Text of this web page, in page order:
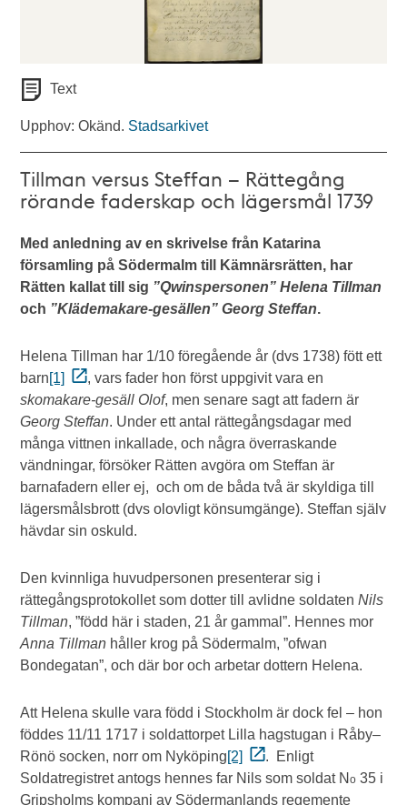
Text
Upphov: Okänd. Stadsarkivet
Tillman versus Steffan – Rättegång
rörande faderskap och lägersmål 1739
Med anledning av en skrivelse från Katarina
församling på Södermalm till Kämnärsrätten, har
Rätten kallat till sig ”Qwinspersonen” Helena Tillman
och ”Klädemakare-gesällen” Georg Steffan.
Helena Tillman har 1/10 föregående år (dvs 1738) fött ett
barn[1]
, vars fader hon först uppgivit vara en
skomakare-gesäll Olof, men senare sagt att fadern är
Georg Steffan. Under ett antal rättegångsdagar med
många vittnen inkallade, och några överraskande
vändningar, försöker Rätten avgöra om Steffan är
barnafadern eller ej, och om de båda två är skyldiga till
lägersmålsbrott (dvs olovligt könsumgänge). Steffan själv
hävdar sin oskuld.
Den kvinnliga huvudpersonen presenterar sig i
rättegångsprotokollet som dotter till avlidne soldatenNils
Tillman, ”född här i staden, 21 år gammal”. Hennes mor
Anna Tillman håller krog på Södermalm, ”ofwan
Bondegatan”, och där bor och arbetar dottern Helena.
Att Helena skulle vara född i Stockholm är dock fel – hon
föddes 11/11 1717 i soldattorpet Lilla hagstugan i Råby–
Rönö socken, norr om Nyköping[2]
. Enligt
Soldatregistret antogs hennes far Nils som soldat No 35 i
Gripsholms kompani av Södermanlands regemente